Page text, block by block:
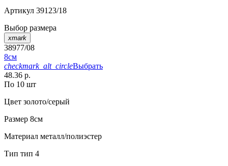
Артикул 39123/18
Выбор размера
xmark
38977/08
8см
checkmark_alt_circleВыбрать
48.36 р.
По 10 шт
Цвет золото/серый
Размер 8см
Материал металл/полиэстер
Тип тип 4